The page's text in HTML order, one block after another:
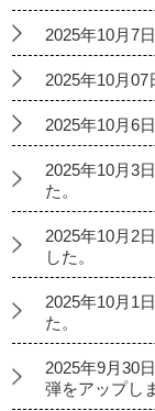
2025年10月7
2025年10月
2025年10月6
2025年10月3
た。
2025年10月2
した。
2025年10月1
た。
2025年9月30
弾をアップし